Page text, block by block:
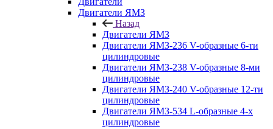
Двигатели ЯМЗ
Назад
Двигатели ЯМЗ
Двигатели ЯМЗ-236 V-образные 6-ти
цилиндровые
Двигатели ЯМЗ-238 V-образные 8-ми
цилиндровые
Двигатели ЯМЗ-240 V-образные 12-ти
цилиндровые
Двигатели ЯМЗ-534 L-образные 4-х
цилиндровые